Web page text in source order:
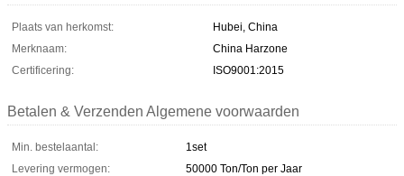
Plaats van herkomst:
Hubei, China
Merknaam:
China Harzone
Certificering:
ISO9001:2015
Betalen & Verzenden Algemene voorwaarden
Min. bestelaantal:
1set
Levering vermogen:
50000 Ton/Ton per Jaar